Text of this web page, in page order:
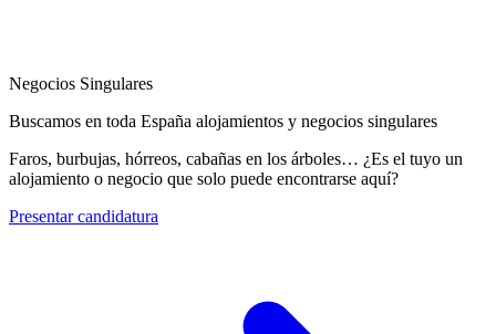
Negocios Singulares
Buscamos en toda España alojamientos y negocios singulares
Faros, burbujas, hórreos, cabañas en los árboles… ¿Es el tuyo un
alojamiento o negocio que solo puede encontrarse aquí?
Presentar candidatura